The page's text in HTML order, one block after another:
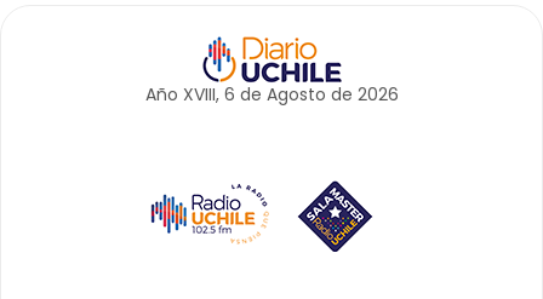
Año XVIII, 6 de Agosto de 2026